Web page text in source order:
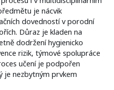
je nácvik
dovedností v porodní
Důraz je kladen na
dodržení hygienicko
rizik, týmové spolupráce
učení je podpořen
je nezbytným prvkem